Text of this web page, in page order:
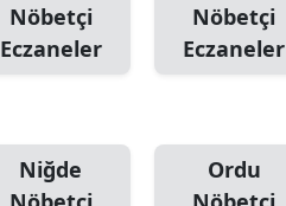
Nöbetçi
Eczaneler
Nöbetçi
Eczaneler
Niğde
Ordu